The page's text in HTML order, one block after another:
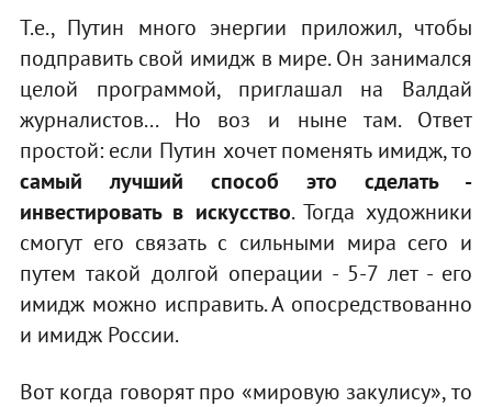
Т.е., Путин много энергии приложил, чтобы
подправить свой имидж в мире. Он занимался
целой программой, приглашал на Валдай
журналистов... Но воз и ныне там. Ответ
простой: если Путин хочет поменять имидж, то
самый лучший способ это сделать -
инвестировать в искусство. Тогда художники
смогут его связать с сильными мира сего и
путем такой долгой операции - 5-7 лет - его
имидж можно исправить. А опосредствованно
и имидж России.
Вот когда говорят про «мировую закулису», то